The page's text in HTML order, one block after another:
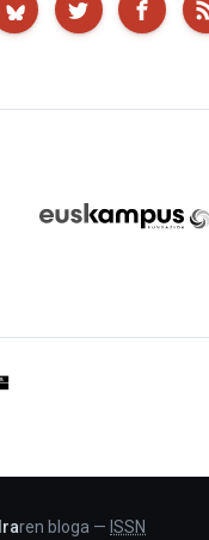
ren bloga — ISSN